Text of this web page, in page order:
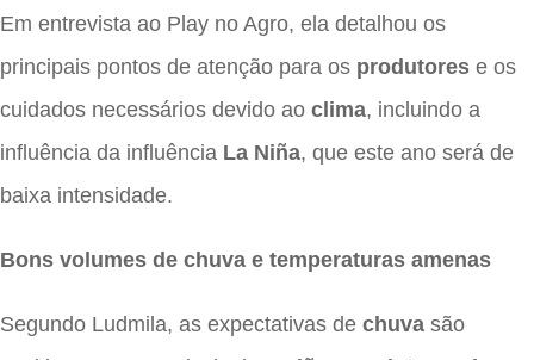
Em entrevista ao Play no Agro, ela detalhou os
principais pontos de atenção para os produtores e os
cuidados necessários devido ao clima, incluindo a
influência da influência La Niña, que este ano será de
baixa intensidade.
Bons volumes de chuva e temperaturas amenas
Segundo Ludmila, as expectativas de chuva são